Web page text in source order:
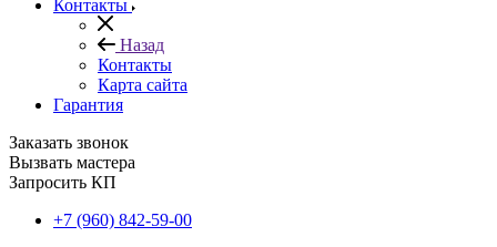
Контакты
Назад
Контакты
Карта сайта
Гарантия
Заказать звонок
Вызвать мастера
Запросить КП
+7 (960) 842-59-00